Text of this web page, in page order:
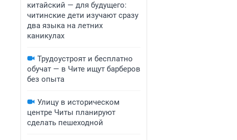
китайский — для будущего:
читинские дети изучают сразу
два языка на летних
каникулах
Трудоустроят и бесплатно
обучат — в Чите ищут барберов
без опыта
Улицу в историческом
центре Читы планируют
сделать пешеходной